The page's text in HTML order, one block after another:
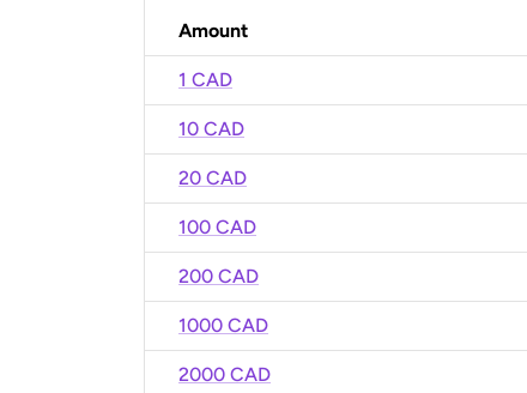
Amount
1 CAD
10 CAD
20 CAD
100 CAD
200 CAD
1000 CAD
2000 CAD